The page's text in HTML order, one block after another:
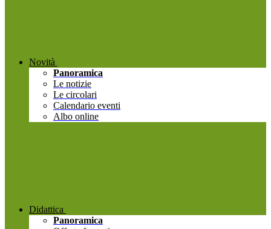
Novità
Panoramica
Le notizie
Le circolari
Calendario eventi
Albo online
Didattica
Panoramica